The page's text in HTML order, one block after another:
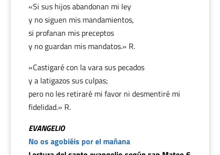
«Si sus hijos abandonan mi ley
y no siguen mis mandamientos,
si profanan mis preceptos
y no guardan mis mandatos.» R.
«Castigaré con la vara sus pecados
y a latigazos sus culpas;
pero no les retiraré mi favor ni desmentiré mi
fidelidad.» R.
EVANGELIO
No os agobiéis por el mañana